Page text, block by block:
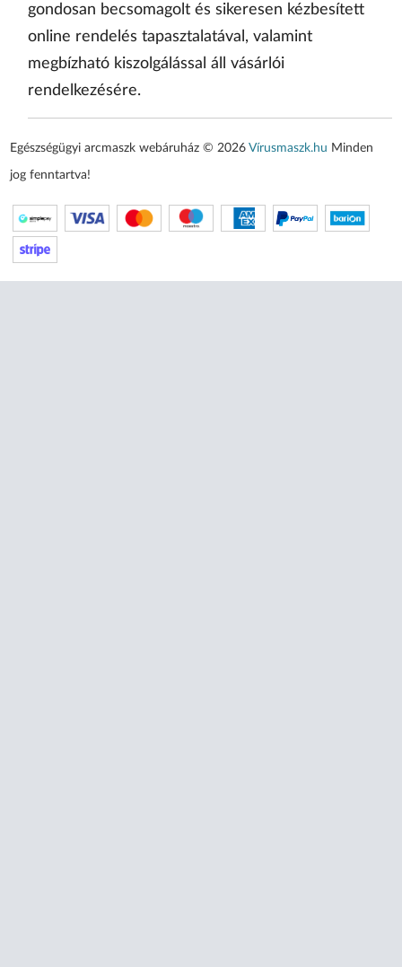
gondosan becsomagolt és sikeresen kézbesített
online rendelés tapasztalatával, valamint
megbízható kiszolgálással áll vásárlói
rendelkezésére.
Egészségügyi arcmaszk webáruház © 2026Vírusmaszk.hu Minden
jog fenntartva!